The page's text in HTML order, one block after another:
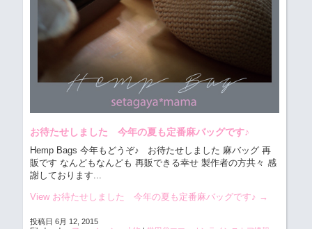
お待たせしました 今年の夏も定番麻バッグです♪
Hemp Bags 今年もどうぞ♪
お待たせしました 麻バッグ 再
販です なんどもなんども 再販できる幸せ 製作者の方共々 感
謝しております...
View お待たせしました 今年の夏も定番麻バッグです♪ →
投稿日 6月 12, 2015